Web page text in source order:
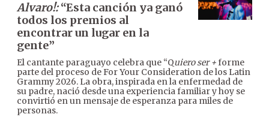
Alvaro!:“Esta canción ya ganó
todos los premios al
encontrar un lugar en la
gente”
El cantante paraguayo celebra que “Quiero ser +forme
parte del proceso de For Your Consideration de los Latin
Grammy 2026. La obra, inspirada en la enfermedad de
su padre, nació desde una experiencia familiar y hoy se
convirtió en un mensaje de esperanza para miles de
personas.